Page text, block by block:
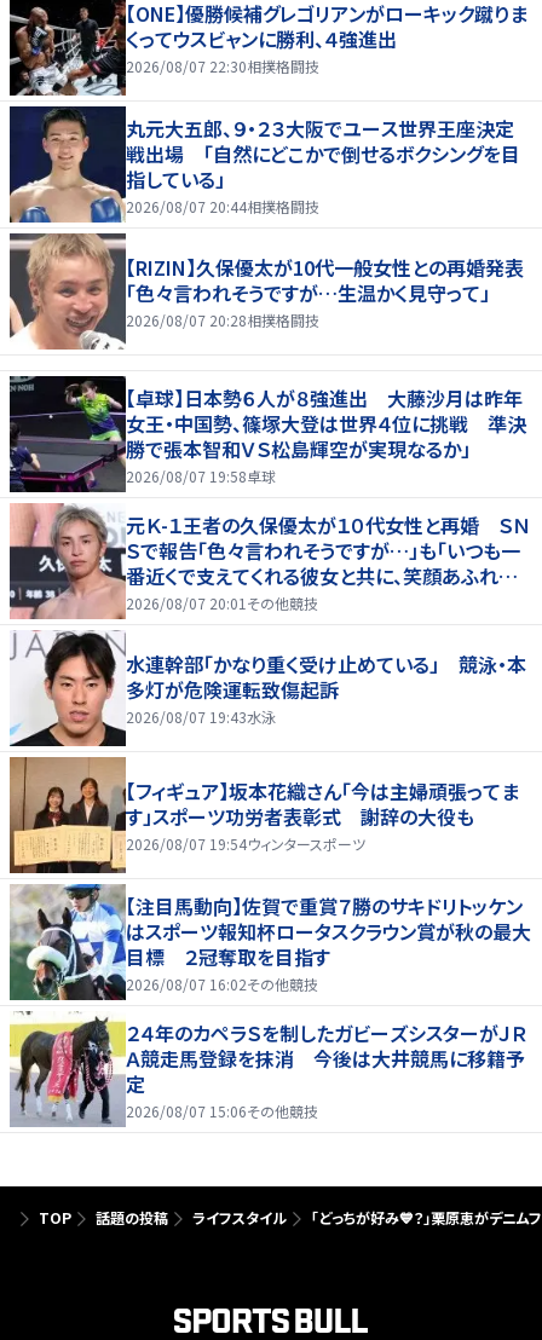
【ONE】優勝候補グレゴリアンがローキック蹴りま
くってウスビャンに勝利、４強進出
2026/08/07 22:30相撲格闘技
丸元大五郎、９・２３大阪でユース世界王座決定
戦出場 「自然にどこかで倒せるボクシングを目
指している」
2026/08/07 20:44相撲格闘技
【RIZIN】久保優太が10代一般女性との再婚発表
「色々言われそうですが…生温かく見守って」
2026/08/07 20:28相撲格闘技
【卓球】日本勢６人が８強進出 大藤沙月は昨年
女王・中国勢、篠塚大登は世界４位に挑戦 準決
勝で張本智和ＶＳ松島輝空が実現なるか」
2026/08/07 19:58卓球
元Ｋ-１王者の久保優太が１０代女性と再婚 ＳＮ
Ｓで報告「色々言われそうですが…」も「いつも一
番近くで支えてくれる彼女と共に、笑顔あふれる
家庭を築いていきたい」
2026/08/07 20:01 その他競技
水連幹部「かなり重く受け止めている」 競泳・本
多灯が危険運転致傷起訴
2026/08/07 19:43水泳
【フィギュア】坂本花織さん「今は主婦頑張ってま
す」スポーツ功労者表彰式 謝辞の大役も
2026/08/07 19:54ウィンタースポーツ
【注目馬動向】佐賀で重賞７勝のサキドリトッケン
はスポーツ報知杯ロータスクラウン賞が秋の最大
目標 ２冠奪取を目指す
2026/08/07 16:02その他競技
２４年のカペラＳを制したガビーズシスターがＪＲ
Ａ競走馬登録を抹消 今後は大井競馬に移籍予
定
2026/08/07 15:06その他競技
TOP 話題の投稿 ライフスタイル 「どっちが好み💙？」栗原恵がデニム